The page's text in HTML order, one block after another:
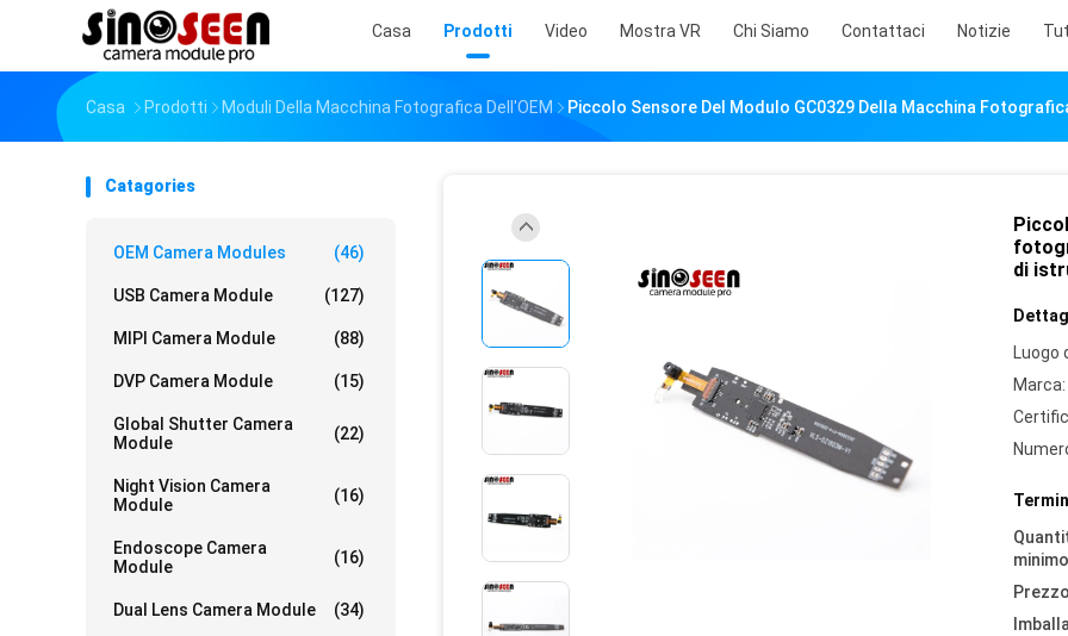
Casa Prodotti Video Mostra VR Chi Siamo Contattaci Notizie
Casa Prodotti Moduli Della Macchina Fotografica Dell'OEM Piccolo Sensore Del Modulo GC0329 Della Macchina
Catagories
OEM Camera Modules (46)
USB Camera Module (127)
MIPI Camera Module (88)
DVP Camera Module (15)
Global Shutter Camera
Module
(22)
Night Vision Camera
Module
(16)
Endoscope Camera
Module
(16)
Dual Lens Camera Module (34)
di
Luogo
Marca: